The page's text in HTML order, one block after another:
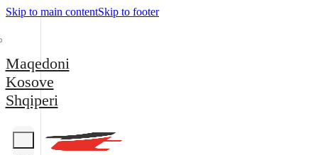
Skip to main contentSkip to footer
Maqedoni
Kosove
Shqiperi